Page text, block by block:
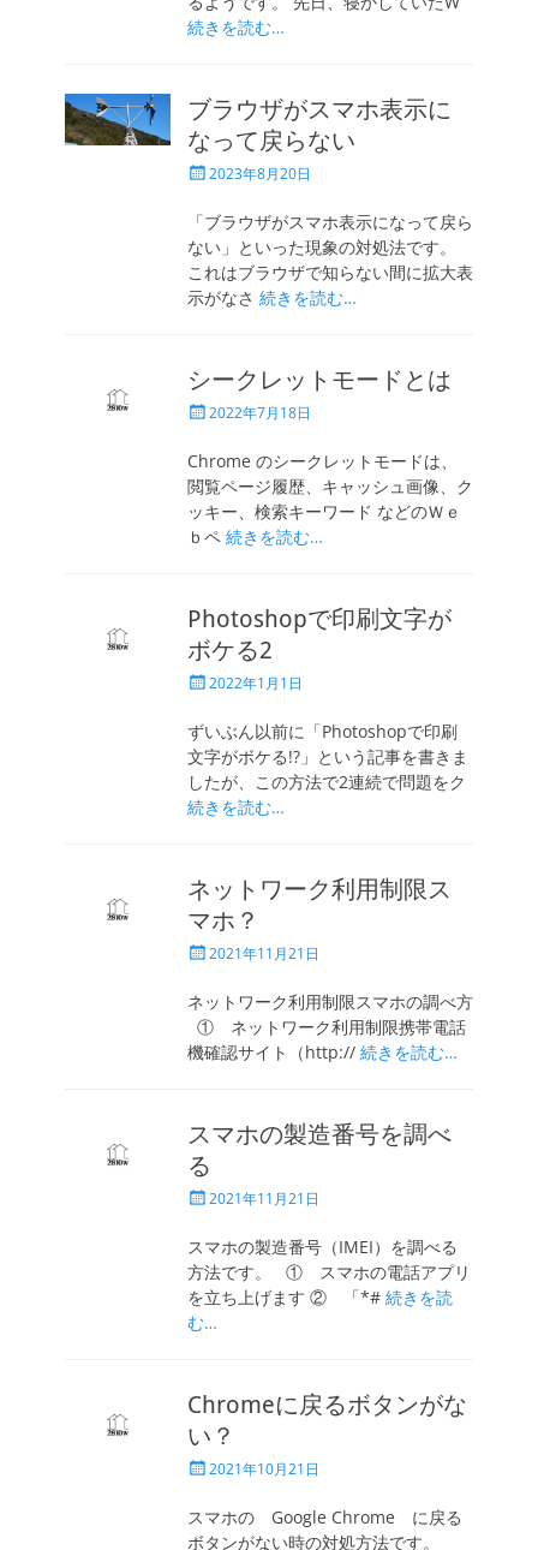
続きを読む…
ブラウザがスマホ表示に
なって戻らない
投
日
2023年8月20日
「ブラウザがスマホ表示になって戻ら
ない」といった現象の対処法です。
これはブラウザで知らない間に拡大表
示がなさ 続きを読む…
シークレットモードとは
投
日
2022年7月18日
Chrome のシークレットモードは、
閲覧ページ履歴、キャッシュ画像、ク
ッキー、検索キーワード などのＷｅ
ｂペ 続きを読む…
Photoshopで印刷文字が
ボケる2
投
日
2022年1月1日
ずいぶん以前に「Photoshopで印刷
文字がボケる!?」という記事を書きま
したが、この方法で2連続で問題をク
続きを読む…
ネットワーク利用制限ス
マホ？
投
日
2021年11月21日
ネットワーク利用制限スマホの調べ方
① ネットワーク利用制限携帯電話
機確認サイト（http:// 続きを読む…
スマホの製造番号を調べ
る
投
日
2021年11月21日
スマホの製造番号（IMEI）を調べる
方法です。 ① スマホの電話アプリ
を立ち上げます ② 「*# 続きを読
む…
Chromeに戻るボタンがな
い？
投
日
2021年10月21日
スマホの Google Chrome に戻る
ボタンがない時の対処方法です。